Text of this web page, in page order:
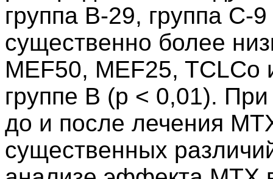
группа B-29, группа C-
существенно более
MEF50, MEF25,
группе B (p < 0,01).
до и после лечения
существенных